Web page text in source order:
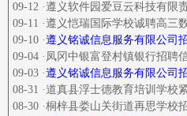
09-12 ·遵义软件园爱豆云科技有限
09-11 ·遵义恺瑞国际学校诚聘高三
09-10 ·遵义铭诚信息服务有限公司
09-04 ·凤冈中银富登村镇银行招聘
09-03 ·遵义铭诚信息服务有限公司
08-31 ·道真县浮士德教育培训学校
08-30 ·桐梓县娄山关街道再思学校